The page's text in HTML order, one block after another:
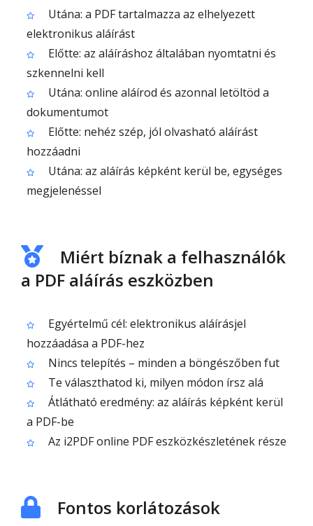
Utána: a PDF tartalmazza az elhelyezett
elektronikus aláírást
Előtte: az aláíráshoz általában nyomtatni és
szkennelni kell
Utána: online aláírod és azonnal letöltöd a
dokumentumot
Előtte: nehéz szép, jól olvasható aláírást
hozzáadni
Utána: az aláírás képként kerül be, egységes
megjelenéssel
Miért bíznak a felhasználók
a PDF aláírás eszközben
Egyértelmű cél: elektronikus aláírásjel
hozzáadása a PDF-hez
Nincs telepítés – minden a böngészőben fut
Te választhatod ki, milyen módon írsz alá
Átlátható eredmény: az aláírás képként kerül
a PDF-be
Az i2PDF online PDF eszközkészletének része
Fontos korlátozások